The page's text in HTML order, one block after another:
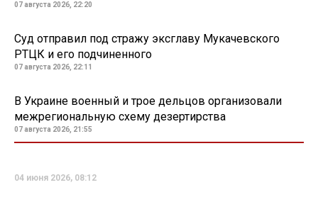
07 августа 2026, 22:20
Суд отправил под стражу эксглаву Мукачевского
РТЦК и его подчиненного
07 августа 2026, 22:11
В Украине военный и трое дельцов организовали
межрегиональную схему дезертирства
07 августа 2026, 21:55
04 июня 2026, 08:12